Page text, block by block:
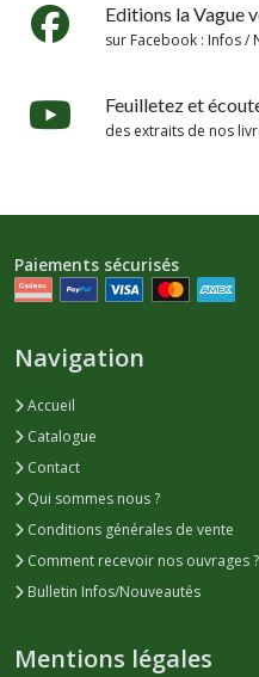
Editions la Vague
sur Facebook : Infos /
Feuilletez et
des extraits de nos
Paiements sécurisés
Navigation
Accueil
Catalogue
Contact
Qui sommes nous ?
Conditions générales de vente
Comment recevoir nos ouvrages ?
Bulletin Infos/Nouveautés
Mentions légales